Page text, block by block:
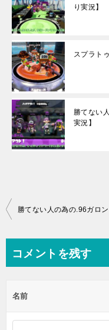
り実況】
スプラト
勝てない
実況】
投
ビ
ー
シ
コメントを残す
名前